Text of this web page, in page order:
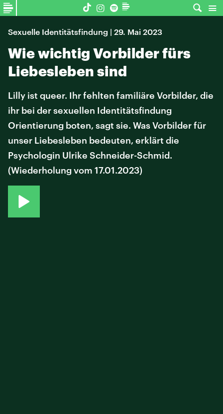
Sexuelle Identitätsfindung | 29. Mai 2023
Wie wichtig Vorbilder fürs
Liebesleben sind
Lilly ist queer. Ihr fehlten familiäre Vorbilder, die
ihr bei der sexuellen Identitätsfindung
Orientierung boten, sagt sie. Was Vorbilder für
unser Liebesleben bedeuten, erklärt die
Psychologin Ulrike Schneider-Schmid.
(Wiederholung vom 17.01.2023)